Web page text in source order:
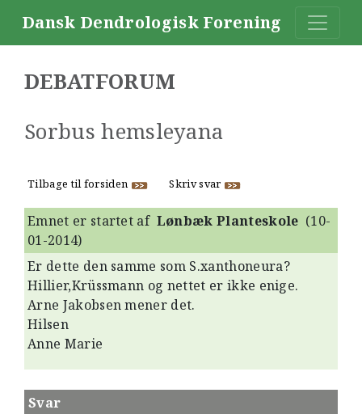
Dansk Dendrologisk Forening
DEBATFORUM
Sorbus hemsleyana
Tilbage til forsiden Skriv svar
Emnet er startet af Lønbæk Planteskole (10-
01-2014)
Er dette den samme som S.xanthoneura?
Hillier,Krüssmann og nettet er ikke enige.
Arne Jakobsen mener det.
Hilsen
Anne Marie
Svar